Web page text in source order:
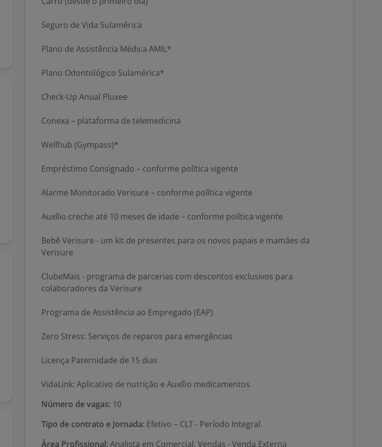
Seguro de Vida Sulamérica
Plano de Assistência Médica AMIL*
Plano Odontológico Sulamérica*
Check-Up Anual Pluxee
Conexa – plataforma de telemedicina
Wellhub (Gympass)*
Empréstimo Consignado – conforme política vigente
Alarme Monitorado Verisure – conforme política vigente
Auxílio creche até 10 meses de idade – conforme política vigente
Bebê Verisure - um kit de presentes para os novos papais e mamães da
Verisure
ClubeMais - programa de parcerias com descontos exclusivos para
colaboradores da Verisure
Programa de Assistência ao Empregado (EAP)
Zero Stress: Serviços de reparos para emergências
Licença Paternidade de 15 dias
VidaLink: Aplicativo de nutrição e Auxílio medicamentos
Número de vagas: 10
Tipo de contrato e Jornada: Efetivo – CLT - Período Integral
Área Profissional: Analista em Comercial, Vendas - Venda Externa